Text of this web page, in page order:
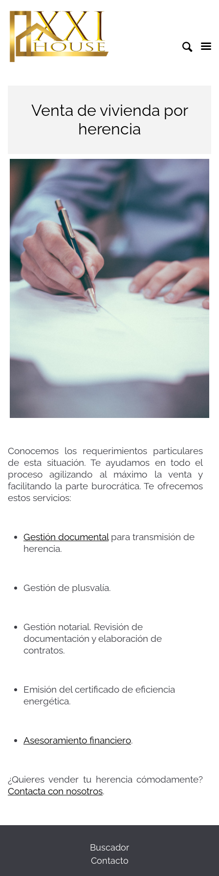
Venta de vivienda por
herencia
Conocemos los requerimientos particulares
de esta situación. Te ayudamos en todo el
proceso agilizando al máximo la venta y
facilitando la parte burocrática. Te ofrecemos
estos servicios:
Gestión documentalpara transmisión de
herencia.
Gestión de plusvalía.
Gestión notarial. Revisión de
documentación y elaboración de
contratos.
Emisión del certificado de eficiencia
energética.
Asesoramiento financiero.
¿Quieres vender tu herencia cómodamente?
Contacta con nosotros.
Buscador
Contacto